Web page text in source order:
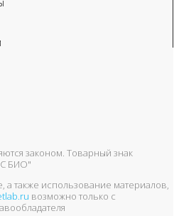
законом. Товарный знак
БИО"
также использование материалов,
возможно только с